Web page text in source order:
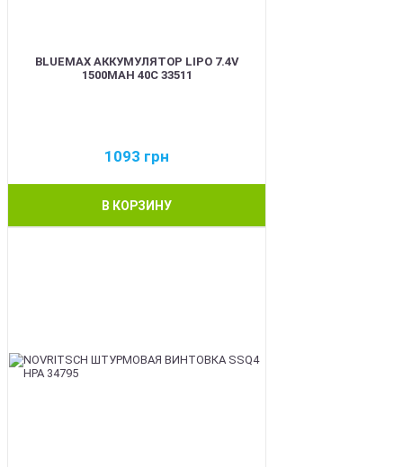
BLUEMAX АККУМУЛЯТОР LIPO 7.4V
1500MAH 40C 33511
1093 грн
В КОРЗИНУ